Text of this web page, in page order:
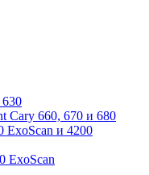
Cary 660, 670 и 680
ExoScan и 4200
ExoScan